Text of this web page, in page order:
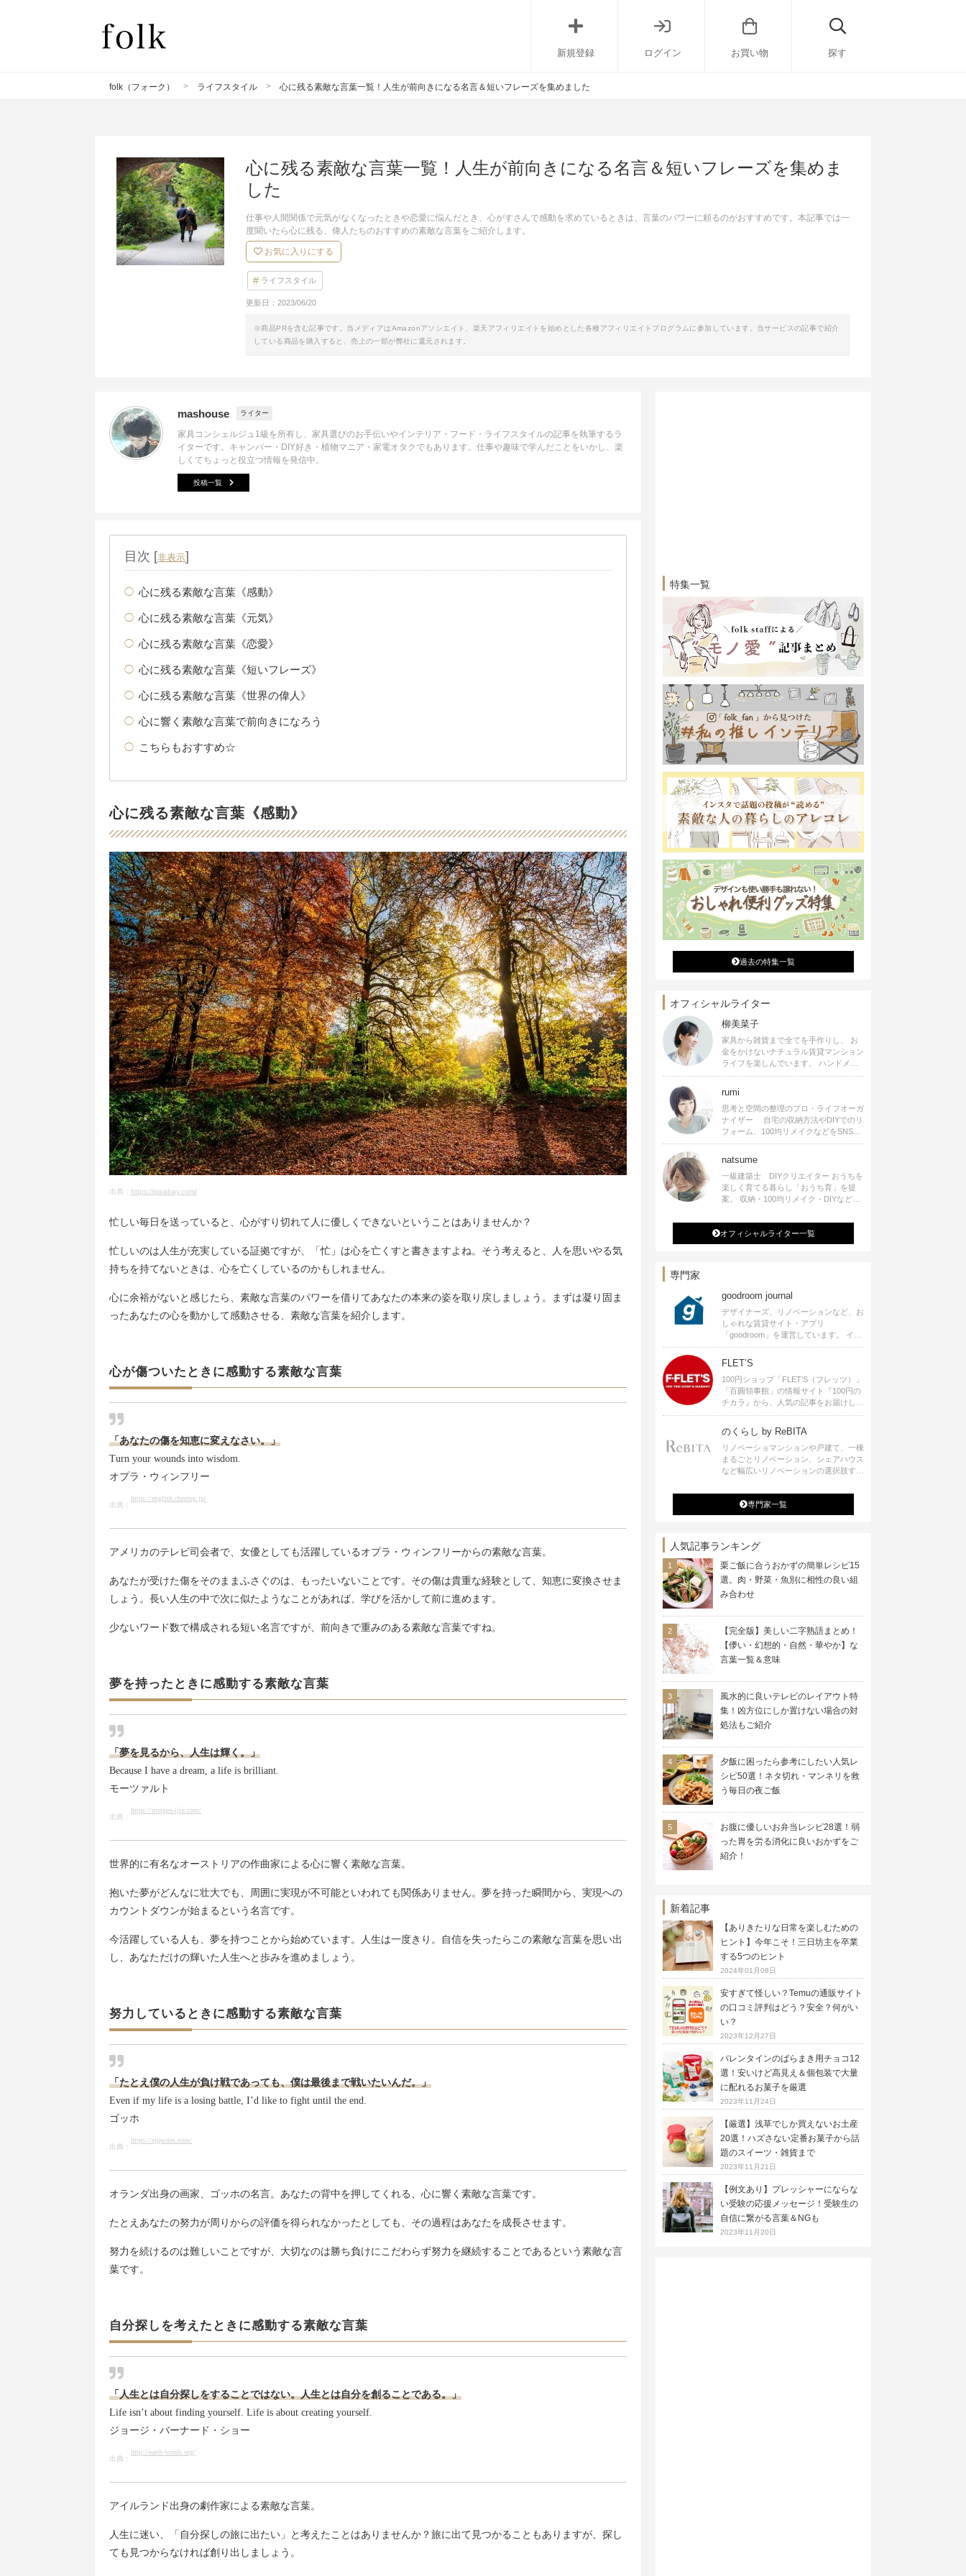
新規登録 ログイン お買い物 探す
folk（フォーク） ライフスタイル 心に残る素敵な言葉一覧！人生が前向きになる名言＆短いフレーズを集めました
心に残る素敵な言葉一覧！人生が前向きになる名言＆短いフレーズを集めま
した
仕事や人間関係で元気がなくなったときや恋愛に悩んだとき、心がすさんで感動を求めているときは、言葉のパワーに頼るのがおすすめです。本記事では一
度聞いたら心に残る、偉人たちのおすすめの素敵な言葉をご紹介します。
お気に入りにする
ライフスタイル
更新日： 2023/06/20
※商品PRを含む記事です。当メディアはAmazonアソシエイト、楽天アフィリエイトを始めとした各種アフィリエイトプログラムに参加しています。当サービスの記事で紹介
している商品を購入すると、売上の一部が弊社に還元されます。
mashouse ライター
家具コンシェルジュ1級を所有し、家具選びのお手伝いやインテリア・フード・ライフスタイルの記事を執筆するラ
イターです。キャンパー・DIY好き・植物マニア・家電オタクでもあります。仕事や趣味で学んだことをいかし、楽
しくてちょっと役立つ情報を発信中。
投稿一覧
目次 [非表示]
心に残る素敵な言葉《感動》
心に残る素敵な言葉《元気》
心に残る素敵な言葉《恋愛》
心に残る素敵な言葉《短いフレーズ》
心に残る素敵な言葉《世界の偉人》
心に響く素敵な言葉で前向きになろう
こちらもおすすめ☆
心に残る素敵な言葉《感動》
出典： https://pixabay.com/
忙しい毎日を送っていると、心がすり切れて人に優しくできないということはありませんか？
忙しいのは人生が充実している証拠ですが、「忙」は心を亡くすと書きますよね。そう考えると、人を思いやる気
持ちを持てないときは、心を亡くしているのかもしれません。
心に余裕がないと感じたら、素敵な言葉のパワーを借りてあなたの本来の姿を取り戻しましょう。まずは凝り固ま
ったあなたの心を動かして感動させる、素敵な言葉を紹介します。
心が傷ついたときに感動する素敵な言葉
「あなたの傷を知恵に変えなさい。」
Turn your wounds into wisdom.
オプラ・ウィンフリー
出典：
https://english.cheerup.jp/
アメリカのテレビ司会者で、女優としても活躍しているオプラ・ウィンフリーからの素敵な言葉。
あなたが受けた傷をそのままふさぐのは、もったいないことです。その傷は貴重な経験として、知恵に変換させま
しょう。長い人生の中で次に似たようなことがあれば、学びを活かして前に進めます。
少ないワード数で構成される短い名言ですが、前向きで重みのある素敵な言葉ですね。
夢を持ったときに感動する素敵な言葉
「夢を見るから、人生は輝く。」
Because I have a dream, a life is brilliant.
モーツァルト
出典：
https://meigen-ijin.com/
世界的に有名なオーストリアの作曲家による心に響く素敵な言葉。
抱いた夢がどんなに壮大でも、周囲に実現が不可能といわれても関係ありません。夢を持った瞬間から、実現への
カウントダウンが始まるという名言です。
今活躍している人も、夢を持つことから始めています。人生は一度きり。自信を失ったらこの素敵な言葉を思い出
し、あなただけの輝いた人生へと歩みを進めましょう。
努力しているときに感動する素敵な言葉
「たとえ僕の人生が負け戦であっても、僕は最後まで戦いたいんだ。」
Even if my life is a losing battle, I’d like to fight until the end.
ゴッホ
出典：
https://ejquotes.com/
オランダ出身の画家、ゴッホの名言。あなたの背中を押してくれる、心に響く素敵な言葉です。
たとえあなたの努力が周りからの評価を得られなかったとしても、その過程はあなたを成長させます。
努力を続けるのは難しいことですが、大切なのは勝ち負けにこだわらず努力を継続することであるという素敵な言
葉です。
自分探しを考えたときに感動する素敵な言葉
「人生とは自分探しをすることではない。人生とは自分を創ることである。」
Life isn’t about finding yourself. Life is about creating yourself.
ジョージ・バーナード・ショー
出典：
http://earth-words.org/
アイルランド出身の劇作家による素敵な言葉。
人生に迷い、「自分探しの旅に出たい」と考えたことはありませんか？旅に出て見つかることもありますが、探し
ても見つからなければ創り出しましょう。
特集一覧
過去の特集一覧
オフィシャルライター
柳美菜子
家具から雑貨まで全てを手作りし、 お
金をかけないナチュラル賃貸マンション
ライフを楽しんでいます。 ハンドメイ
ド雑貨やインテリアに関する著書も出
ます。
rumi
思考と空間の整理のプロ・ライフオーガ
ナイザー 自宅の収納方法やDIYでのリ
フォーム、100均リメイクなどをSNSで
公開中。 収納やリメイク、インテリア
シピ提供、店舗プロデュース 2016年９
月に宝島社より【Rumiのおうち時間を
楽しむインテリア】を出版しました。
natsume
一級建築士 DIYクリエイター おうちを
楽しく育てる暮らし「おうち育」を提
案。 収納・100均リメイク・DIYなどお
発信中。 著書 なつめさんちの新しい
のになつかしいアンティークな部屋つく
り 雑誌掲載・TV出演・コラム執筆・
オフィシャルライター一覧
専門家
goodroom journal
デザイナーズ、リノベーションなど、お
しゃれな賃貸サイト・アプリ
「goodroom」を運営しています。 イン
テリアや、ひとり暮らし、ふたり暮らし
のアイディアなど、賃貸でも自分らしい
暮らしを楽しむためのヒントをお届けし
ます。
FLET’S
100円ショップ「FLET’S（フレッツ）」
「百圓領事館」の情報サイト『100円の
チカラ』から、人気の記事をお届けしま
す。
のくらし by ReBITA
リノベーショマンションや戸建て、一棟
まるごとリノベーション、シェアハウス
など幅広いリノベーションの選択肢すべ
ジ・シェアスペースなど、「住む」だけ
ではなく「働く」「遊ぶ」「学ぶ」「旅
する」といった領域でも、暮らしや生き
専門家一覧
人気記事ランキング
栗ご飯に合うおかずの簡単レシピ15
選。肉・野菜・魚別に相性の良い組
み合わせ
【完全版】美しい二字熟語まとめ！
【儚い・幻想的・自然・華やか】な
言葉一覧＆意味
風水的に良いテレビのレイアウト特
集！凶方位にしか置けない場合の対
処法もご紹介
夕飯に困ったら参考にしたい人気レ
シピ50選！ネタ切れ・マンネリを救
う毎日の夜ご飯
お腹に優しいお弁当レシピ28選！弱
った胃を労る消化に良いおかずをご
紹介！
新着記事
【ありきたりな日常を楽しむための
ヒント】今年こそ！三日坊主を卒業
する5つのヒント
2024年01月08日
安すぎて怪しい？Temuの通販サイト
の口コミ評判はどう？安全？何がい
い？
2023年12月27日
バレンタインのばらまき用チョコ12
選！安いけど高見え＆個包装で大量
に配れるお菓子を厳選
2023年11月24日
【厳選】浅草でしか買えないお土産
20選！ハズさない定番お菓子から話
題のスイーツ・雑貨まで
2023年11月21日
【例文あり】プレッシャーにならな
い受験の応援メッセージ！受験生の
自信に繋がる言葉＆NGも
2023年11月20日